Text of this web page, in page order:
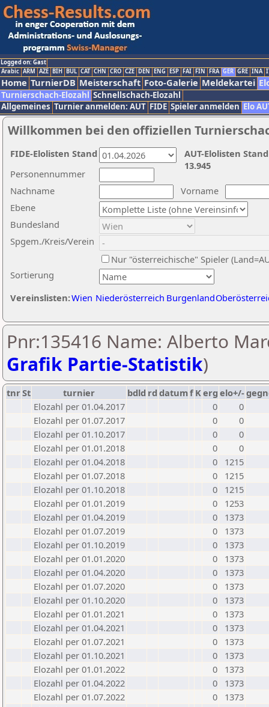
Logged on: Gast
Arabic ARM AZE BIH BUL CAT CHN CRO CZE DEN ENG ESP FAI FIN FRA GER GRE INA
Home TurnierDB Meisterschaft Foto-Galerie Meldekartei
Turnierschach-Elozahl Schnellschach-Elozahl
Allgemeines Turnier anmelden: AUT FIDE Spieler anmelden Elo
Willkommen bei den offiziellen
Nachname
Vorname
Ebene
Sortierung
Personennummer
Bundesland
Spgem./Kreis/Verein
Nur "österreichische" Spieler
Vereinslisten:Wien Niederösterreich Burgenland
AUT-Elolisten
13.945
FIDE-Elolisten Stand
Pnr:135416 Name: Alberto
Grafik Partie-Statistik)
tnrSt turnier bdld rd datumf Kerg elo+/-
Elozahl per 01.04.2017
0
0
Elozahl per 01.07.2017
0
0
Elozahl per 01.10.2017
0
0
Elozahl per 01.01.2018
0
0
Elozahl per 01.04.2018
0
1215
Elozahl per 01.07.2018
0
1215
Elozahl per 01.10.2018
0
1215
Elozahl per 01.01.2019
0
1253
Elozahl per 01.04.2019
0
1373
Elozahl per 01.07.2019
0
1373
Elozahl per 01.10.2019
0
1373
Elozahl per 01.01.2020
0
1373
Elozahl per 01.04.2020
0
1373
Elozahl per 01.07.2020
0
1373
Elozahl per 01.10.2020
0
1373
Elozahl per 01.01.2021
0
1373
Elozahl per 01.04.2021
0
1373
Elozahl per 01.07.2021
0
1373
Elozahl per 01.10.2021
0
1373
Elozahl per 01.01.2022
0
1373
Elozahl per 01.04.2022
0
1373
Elozahl per 01.07.2022
0
1373